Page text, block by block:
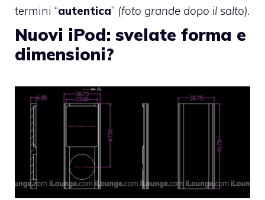
termini “autentica” (foto grande dopo il salto).
Nuovi iPod: svelate forma e
dimensioni?